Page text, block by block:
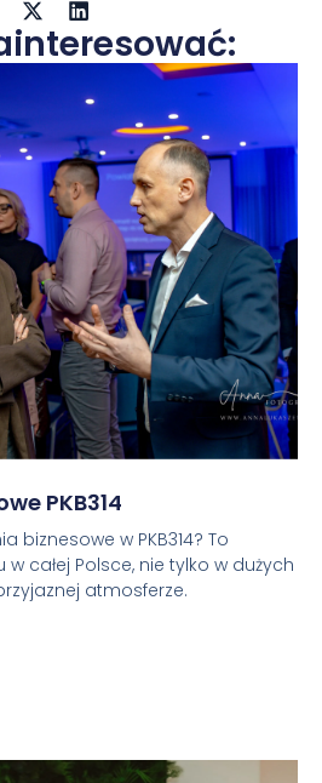
PKB314
biznesowe w PKB314? To
całej Polsce, nie tylko w dużych
atmosferze.